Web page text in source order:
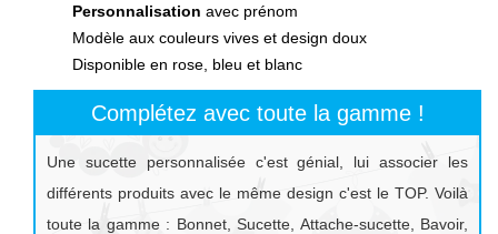
Personnalisation avec prénom
Modèle aux couleurs vives et design doux
Disponible en rose, bleu et blanc
Complétez avec toute la gamme !
Une sucette personnalisée c'est génial, lui associer les
différents produits avec le même design c'est le TOP. Voilà
toute la gamme : Bonnet, Sucette, Attache-sucette, Bavoir,